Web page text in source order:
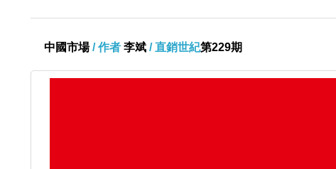
中國市場/ 作者 李斌 / 直銷世紀第229期